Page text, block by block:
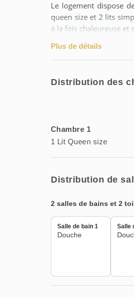
Le logement dispose
queen size et 2 lits
à la fois chaleureuse et
Une place de parking
permet de profiter
• Vue sur l’étang de Thau
• Vue sur les parcs à
• 2 lits queen size et 2
• Service de conciergerie
Plus de détails
Distribution des
Chambre 1
1 Lit Queen size
Distribution de
2 salles de bains et 2
Salle de bain 1
Douche
Salle